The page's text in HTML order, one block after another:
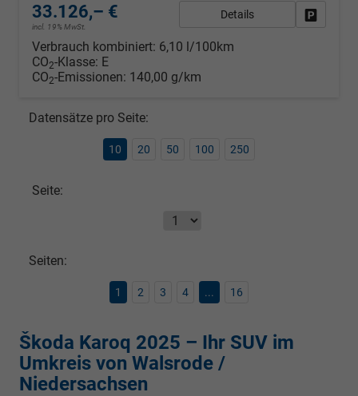
33.126,– €
incl. 19% MwSt.
Details
Verbrauch kombiniert: 6,10 l/100km
CO2-Klasse: E
CO2-Emissionen: 140,00 g/km
Datensätze pro Seite:
10 20 50 100 250
Seite:
Seiten:
1 2 3 4 ... 16
Škoda Karoq 2025 – Ihr SUV im
Umkreis von Walsrode /
Niedersachsen